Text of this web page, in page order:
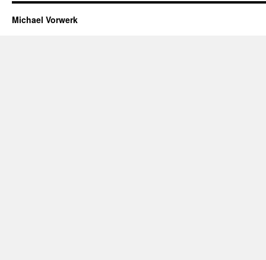
Michael Vorwerk